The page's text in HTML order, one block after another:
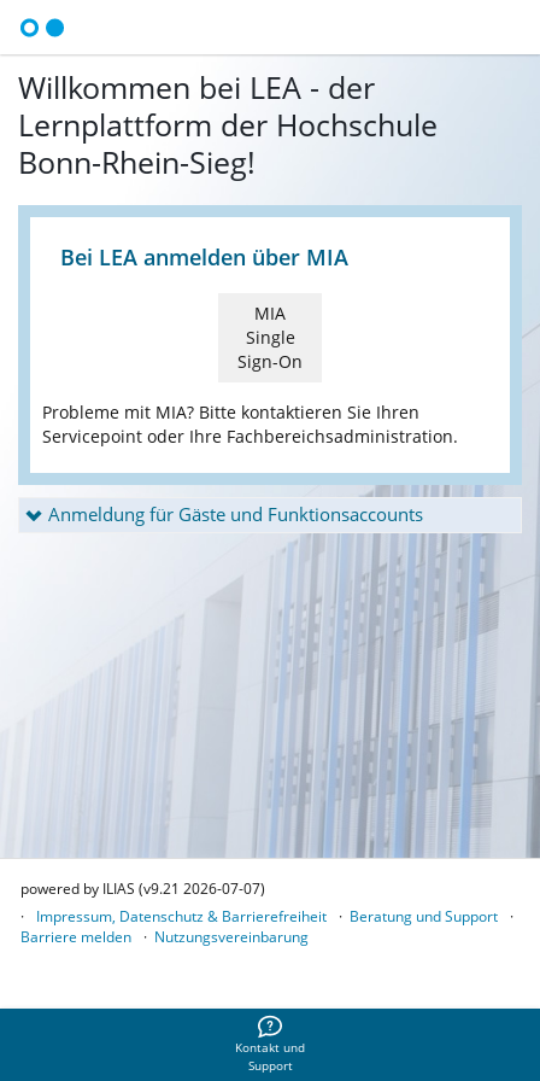
Kontakt und
Support
Willkommen bei LEA - der
Lernplattform der Hochschule
Bonn-Rhein-Sieg!
Bei LEA anmelden über MIA
MIA
Single
Sign-On
Probleme mit MIA? Bitte kontaktieren Sie Ihren
Servicepoint oder Ihre Fachbereichsadministration.
Anmeldung für Gäste und Funktionsaccounts
powered by ILIAS (v9.21 2026-07-07)
Impressum, Datenschutz & Barrierefreiheit
Beratung und Support
Barriere melden
Nutzungsvereinbarung